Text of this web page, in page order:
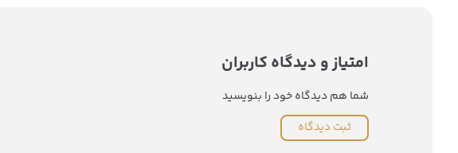
امتیاز و دیدگاه کاربران
شما هم دیدگاه خود را بنویسید
ثبت دیدگاه